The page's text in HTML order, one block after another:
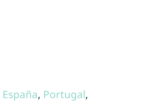
España, Portugal,